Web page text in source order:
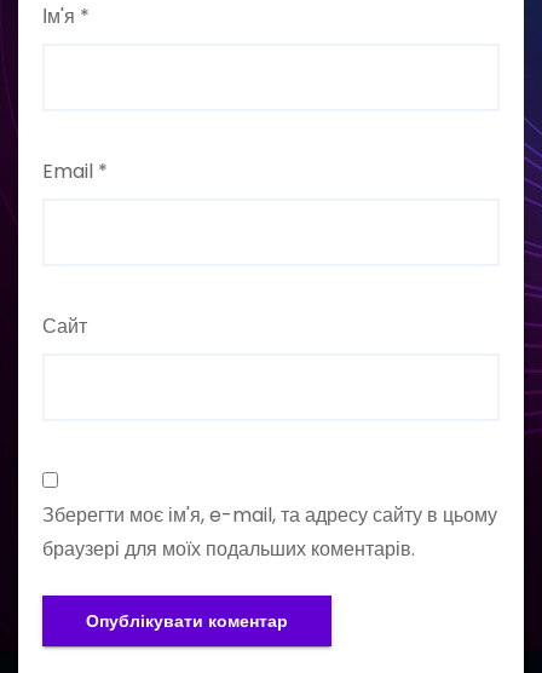
Ім'я *
Email *
Сайт
Зберегти моє ім'я, e-mail, та адресу сайту в цьому
браузері для моїх подальших коментарів.